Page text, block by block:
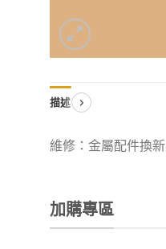
描述
維修：金屬配件換新
加購專區